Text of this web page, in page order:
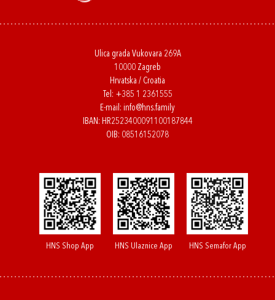
Ulica grada Vukovara 269A
10000 Zagreb
Hrvatska / Croatia
Tel: +385 1 2361555
E-mail: info@hns.family
IBAN: HR2523400091100187844
OIB: 08516152078
HNS Shop App HNS Ulaznice App HNS Semafor App